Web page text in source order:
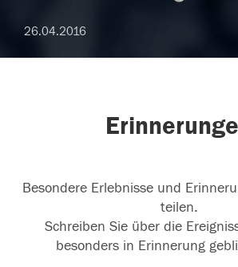
26.04.2016
Besondere Erlebnisse und
teilen.
Schreiben Sie über die
besonders in Erinnerung